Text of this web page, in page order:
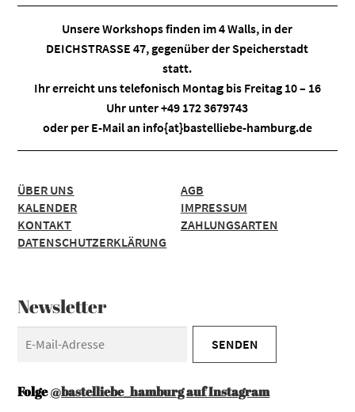
Unsere Workshops finden im4 Walls, in der
DEICHSTRASSE 47, gegenüber der Speicherstadt
statt.
Ihr erreicht uns telefonisch Montag bis Freitag 10 – 16
Uhr unter +49 172 3679743
oder per E-Mail an info{at}bastelliebe-hamburg.de
ÜBER UNS
KALENDER
KONTAKT
DATENSCHUTZERKLÄRUNG
AGB
IMPRESSUM
ZAHLUNGSARTEN
Newsletter
Folge@bastelliebe_hamburg auf Instagram